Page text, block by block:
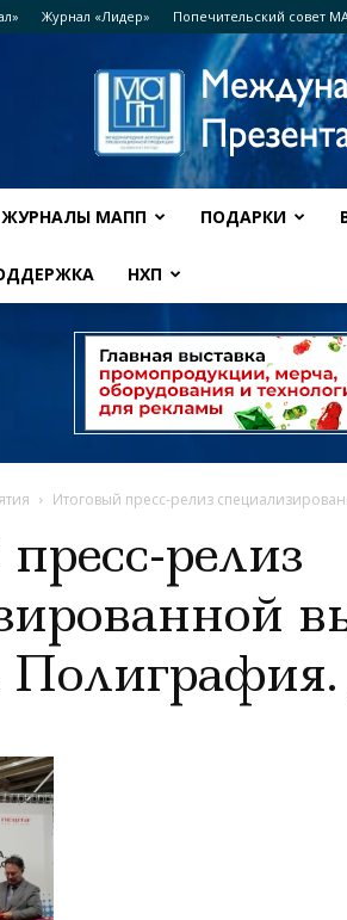
Журнал «Лидер» Попечительский совет
ЖУРНАЛЫ МАПП ПОДАРКИ
НХП
Итоговый пресс-релиз
релиз